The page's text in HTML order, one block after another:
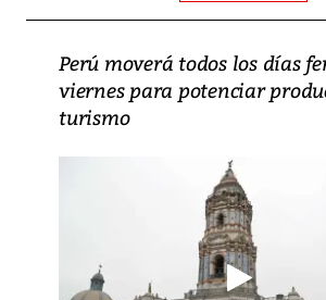
Perú moverá todos los días
viernes para potenciar
turismo